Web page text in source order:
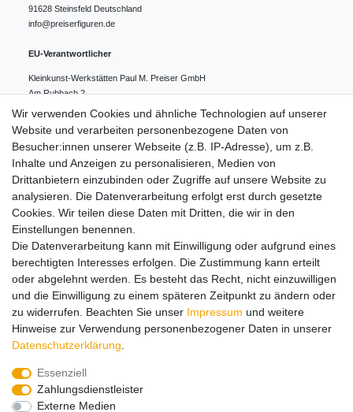
91628 Steinsfeld Deutschland
info@preiserfiguren.de
EU-Verantwortlicher
Kleinkunst-Werkstätten Paul M. Preiser GmbH
Am Ruhbach 2
Steinsfeld
Deutschland
Hinweise zur Batterieentsorgung
Lieferung und Versand
Impressum Daten­schutz­erklärung AGB
Barrierefreiheitserklärung
Vertrag widerrufen
Wir verwenden Cookies und ähnliche Technologien auf unserer
Website und verarbeiten personenbezogene Daten von
Besucher:innen unserer Webseite (z.B. IP-Adresse), um z.B.
Inhalte und Anzeigen zu personalisieren, Medien von
Drittanbietern einzubinden oder Zugriffe auf unsere Website zu
analysieren. Die Datenverarbeitung erfolgt erst durch gesetzte
Cookies. Wir teilen diese Daten mit Dritten, die wir in den
Einstellungen benennen.
Die Datenverarbeitung kann mit Einwilligung oder aufgrund eines
berechtigten Interesses erfolgen. Die Zustimmung kann erteilt
oder abgelehnt werden. Es besteht das Recht, nicht einzuwilligen
und die Einwilligung zu einem späteren Zeitpunkt zu ändern oder
zu widerrufen. Beachten Sie unser Impressum und weitere
Hinweise zur Verwendung personenbezogener Daten in unserer
Daten­schutz­erklärung
Essenziell
Zahlungsdienstleister
Externe Medien